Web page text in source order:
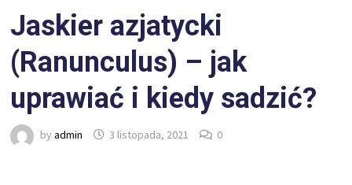
Jaskier azjatycki
(Ranunculus) – jak
uprawiać i kiedy sadzić?
byadmin 3 listopada, 2021 0